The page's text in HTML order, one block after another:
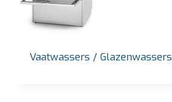
Vaatwassers / Glazenwassers